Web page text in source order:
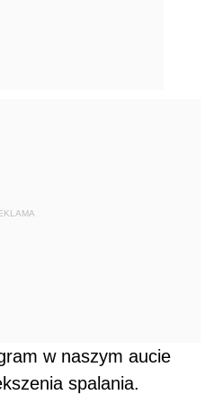
w naszym aucie
spalania.